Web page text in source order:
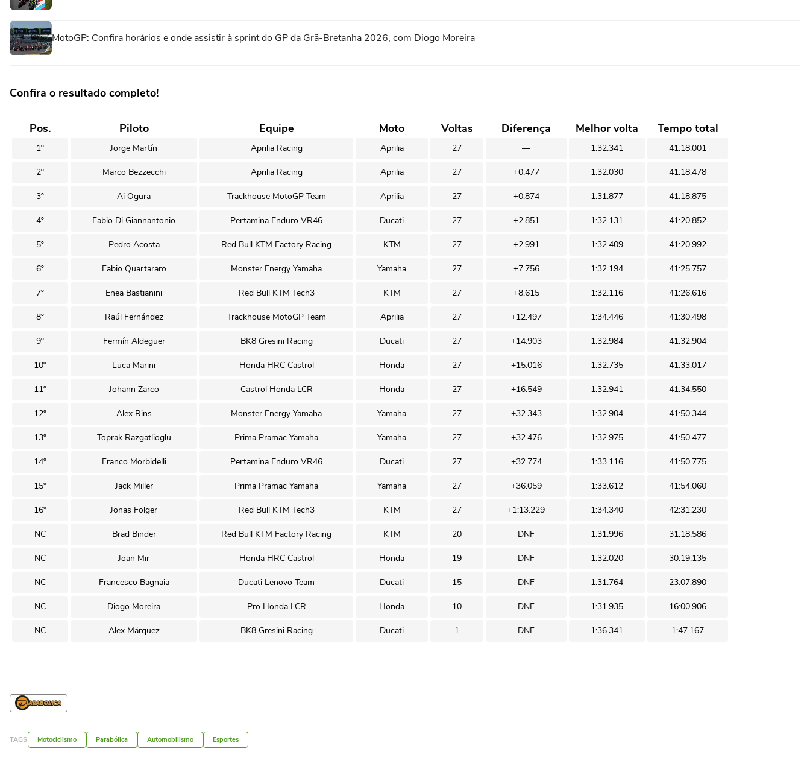
MotoGP: Confira horários e onde assistir à sprint do GP da Grã-Bretanha 2026, com Diogo Moreira
Confira o resultado completo!
Pos. Piloto Equipe Moto Voltas Diferença Melhor volta Tempo total
1º Jorge Martín Aprilia Racing Aprilia 27 — 1:32.341 41:18.001
2º Marco Bezzecchi Aprilia Racing Aprilia 27 +0.477 1:32.030 41:18.478
3º Ai Ogura Trackhouse MotoGP Team Aprilia 27 +0.874 1:31.877 41:18.875
4º Fabio Di Giannantonio Pertamina Enduro VR46 Ducati 27 +2.851 1:32.131 41:20.852
5º Pedro Acosta Red Bull KTM Factory Racing KTM 27 +2.991 1:32.409 41:20.992
6º Fabio Quartararo Monster Energy Yamaha Yamaha 27 +7.756 1:32.194 41:25.757
7º Enea Bastianini Red Bull KTM Tech3 KTM 27 +8.615 1:32.116 41:26.616
8º Raúl Fernández Trackhouse MotoGP Team Aprilia 27 +12.497 1:34.446 41:30.498
9º Fermín Aldeguer BK8 Gresini Racing Ducati 27 +14.903 1:32.984 41:32.904
10º Luca Marini Honda HRC Castrol Honda 27 +15.016 1:32.735 41:33.017
11º Johann Zarco Castrol Honda LCR Honda 27 +16.549 1:32.941 41:34.550
12º Alex Rins Monster Energy Yamaha Yamaha 27 +32.343 1:32.904 41:50.344
13º Toprak Razgatlioglu Prima Pramac Yamaha Yamaha 27 +32.476 1:32.975 41:50.477
14º Franco Morbidelli Pertamina Enduro VR46 Ducati 27 +32.774 1:33.116 41:50.775
15º Jack Miller Prima Pramac Yamaha Yamaha 27 +36.059 1:33.612 41:54.060
16º Jonas Folger Red Bull KTM Tech3 KTM 27 +1:13.229 1:34.340 42:31.230
NC Brad Binder Red Bull KTM Factory Racing KTM 20 DNF 1:31.996 31:18.586
NC Joan Mir Honda HRC Castrol Honda 19 DNF 1:32.020 30:19.135
NC Francesco Bagnaia Ducati Lenovo Team Ducati 15 DNF 1:31.764 23:07.890
NC Diogo Moreira Pro Honda LCR Honda 10 DNF 1:31.935 16:00.906
NC Alex Márquez BK8 Gresini Racing Ducati 1 DNF 1:36.341 1:47.167
TAGS Motociclismo Parabólica Automobilismo Esportes